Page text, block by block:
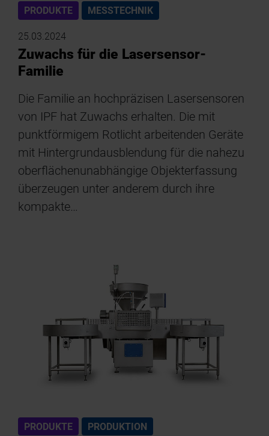
PRODUKTE MESSTECHNIK
25.03.2024
Zuwachs für die Lasersensor-
Familie
Die Familie an hochpräzisen Lasersensoren
von IPF hat Zuwachs erhalten. Die mit
punktförmigem Rotlicht arbeitenden Geräte
mit Hintergrundausblendung für die nahezu
oberflächenunabhängige Objekterfassung
überzeugen unter anderem durch ihre
kompakte…
PRODUKTE PRODUKTION